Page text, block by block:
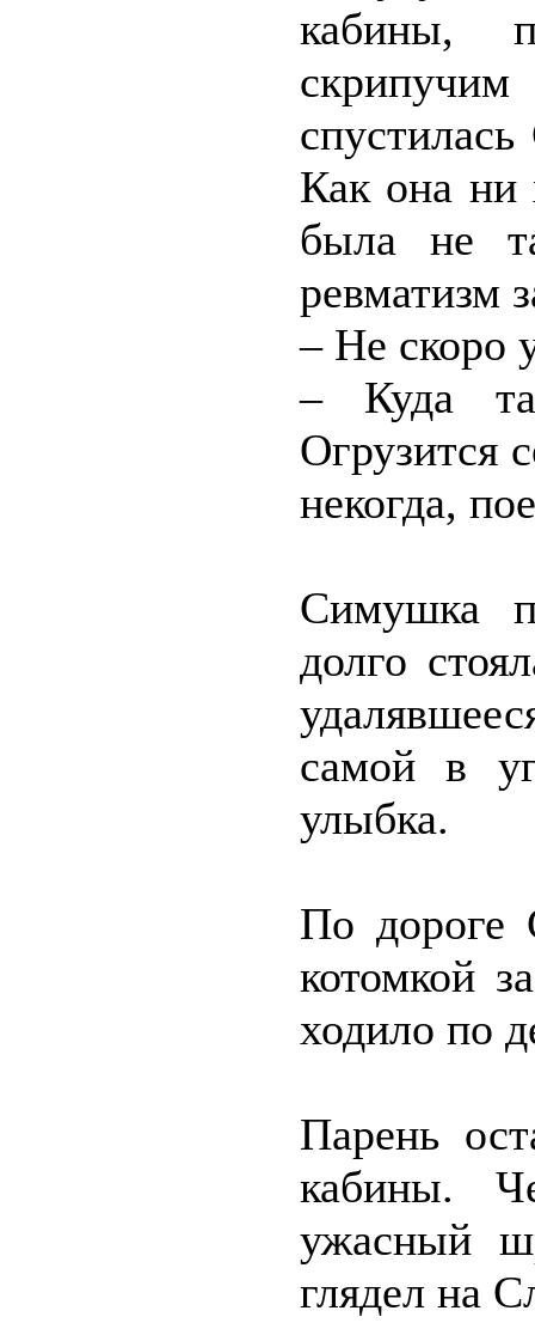
кабины,
Как она ни
была не
ревматизм
– Не скоро
– Куда
Огрузится
некогда,
Симушка
долго
самой в
улыбка.
По дороге
котомкой
ходило по
Парень
кабины.
ужасный
глядел на